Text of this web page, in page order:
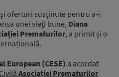
oferturi susținute pentru a-i
unei vieți bune, Diana
Prematurilor, a primit și o
European (CESE) a acordat
Asociației Prematurilor